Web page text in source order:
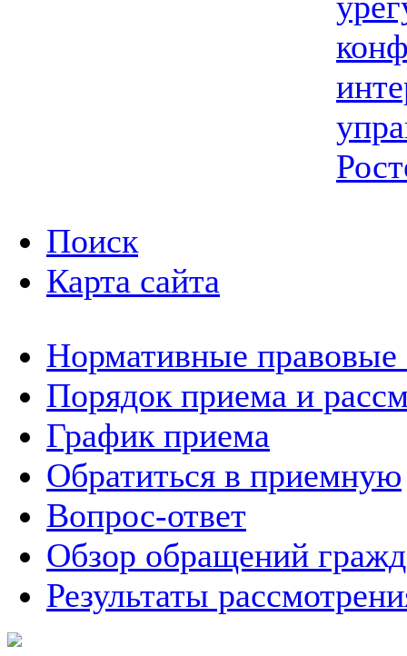
Поиск
Карта сайта
Нормативные правовые
Порядок приема и
График приема
Обратиться в приемную
Вопрос-ответ
Обзор обращений
Результаты